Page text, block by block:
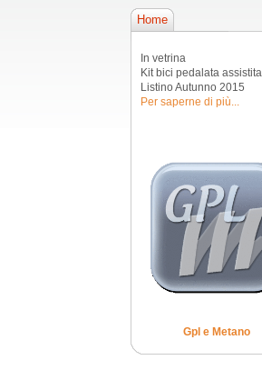
Home
In vetrina
Kit bici pedalata assistita
Listino Autunno 2015
Per saperne di più...
Gpl e Metano